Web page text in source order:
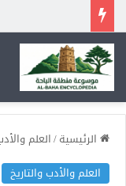
الرئيسية/العلم
العلم والأدب والتاريخ